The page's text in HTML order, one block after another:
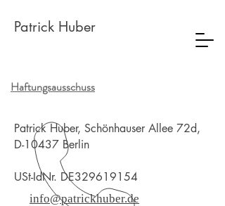
Patrick Huber
Haftungsausschuss
Patrick Huber, Schönhauser Allee 72d,
D-10437 Berlin
USt-IdNr. DE329619154
info@patrickhuber.de